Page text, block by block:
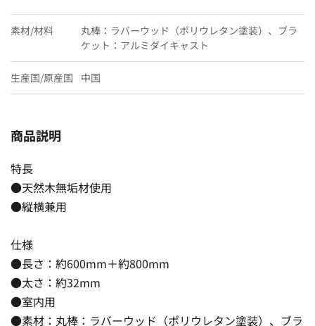
素材/材料
丸棒：ラバーウッド（ポリウレタン塗装）、ブラ
ケット：アルミダイキャスト
生産国/原産国 中国
商品説明
特長
●天然木無垢材使用
●縦横兼用
仕様
●長さ：約600mm＋約800mm
●太さ：約32mm
●室内用
●素材：丸棒：ラバーウッド（ポリウレタン塗装）、ブラ